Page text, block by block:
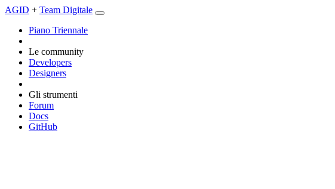
AGID + Team Digitale
Piano Triennale
Le community
Developers
Designers
Gli strumenti
Forum
Docs
GitHub